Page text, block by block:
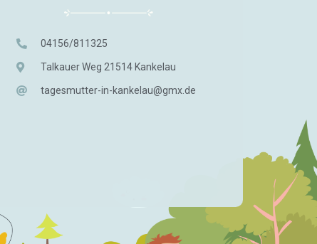
04156/811325
Talkauer Weg 21514 Kankelau
tagesmutter-in-kankelau@gmx.de